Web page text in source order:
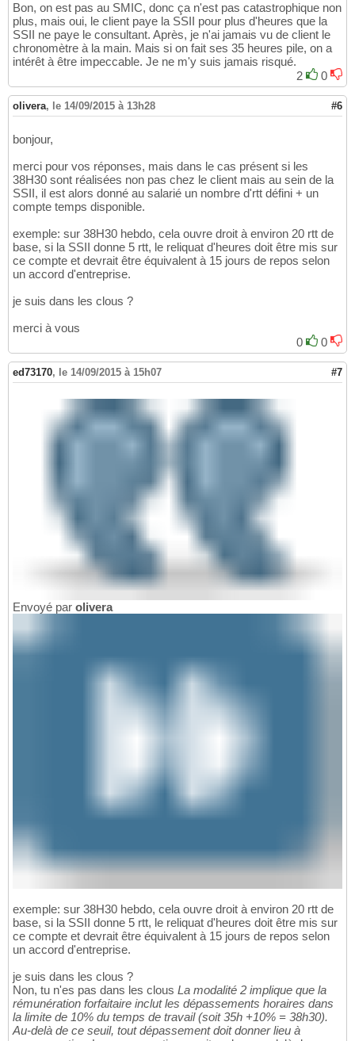
Bon, on est pas au SMIC, donc ça n'est pas catastrophique non
plus, mais oui, le client paye la SSII pour plus d'heures que la
SSII ne paye le consultant. Après, je n'ai jamais vu de client le
chronomètre à la main. Mais si on fait ses 35 heures pile, on a
intérêt à être impeccable. Je ne m'y suis jamais risqué.
2
0
olivera, le 14/09/2015 à 13h28 #6
bonjour,
merci pour vos réponses, mais dans le cas présent si les
38H30 sont réalisées non pas chez le client mais au sein de la
SSII, il est alors donné au salarié un nombre d'rtt défini + un
compte temps disponible.
exemple: sur 38H30 hebdo, cela ouvre droit à environ 20 rtt de
base, si la SSII donne 5 rtt, le reliquat d'heures doit être mis sur
ce compte et devrait être équivalent à 15 jours de repos selon
un accord d'entreprise.
je suis dans les clous ?
merci à vous
0
0
ed73170, le 14/09/2015 à 15h07 #7
Envoyé par olivera
exemple: sur 38H30 hebdo, cela ouvre droit à environ 20 rtt de
base, si la SSII donne 5 rtt, le reliquat d'heures doit être mis sur
ce compte et devrait être équivalent à 15 jours de repos selon
un accord d'entreprise.
je suis dans les clous ?
Non, tu n'es pas dans les clous La modalité 2 implique que la
rémunération forfaitaire inclut les dépassements horaires dans
la limite de 10% du temps de travail (soit 35h +10% = 38h30).
Au-delà de ce seuil, tout dépassement doit donner lieu à